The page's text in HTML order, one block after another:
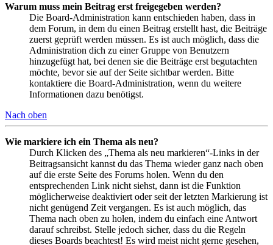
Warum muss mein Beitrag erst freigegeben werden?
Die Board-Administration kann entschieden haben, dass in
dem Forum, in dem du einen Beitrag erstellt hast, die Beiträge
zuerst geprüft werden müssen. Es ist auch möglich, dass die
Administration dich zu einer Gruppe von Benutzern
hinzugefügt hat, bei denen sie die Beiträge erst begutachten
möchte, bevor sie auf der Seite sichtbar werden. Bitte
kontaktiere die Board-Administration, wenn du weitere
Informationen dazu benötigst.
Nach oben
Wie markiere ich ein Thema als neu?
Durch Klicken des „Thema als neu markieren“-Links in der
Beitragsansicht kannst du das Thema wieder ganz nach oben
auf die erste Seite des Forums holen. Wenn du den
entsprechenden Link nicht siehst, dann ist die Funktion
möglicherweise deaktiviert oder seit der letzten Markierung ist
nicht genügend Zeit vergangen. Es ist auch möglich, das
Thema nach oben zu holen, indem du einfach eine Antwort
darauf schreibst. Stelle jedoch sicher, dass du die Regeln
dieses Boards beachtest! Es wird meist nicht gerne gesehen,